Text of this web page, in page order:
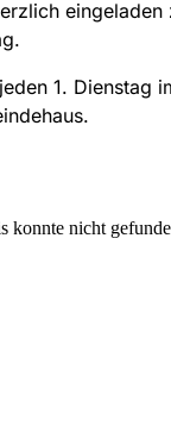
eingeladen
1. Dienstag